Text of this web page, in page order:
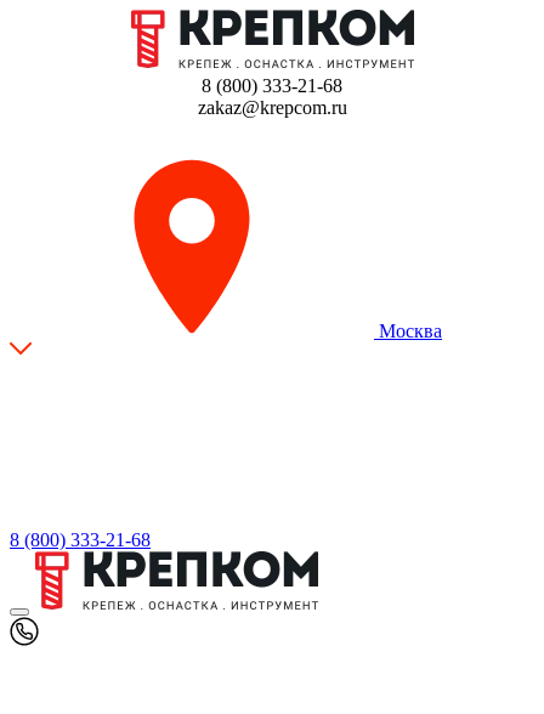
8 (800) 333-21-68
zakaz@krepcom.ru
Москва
8 (800) 333-21-68